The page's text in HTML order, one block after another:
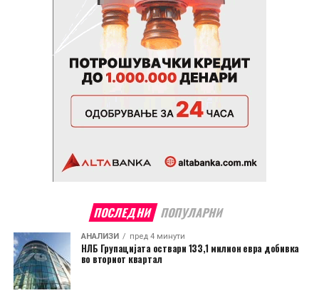
ПОСЛЕДНИ ПОПУЛАРНИ
АНАЛИЗИ пред 4 минути
НЛБ Групацијата оствари 133,1 милион евра добивка
во вториот квартал